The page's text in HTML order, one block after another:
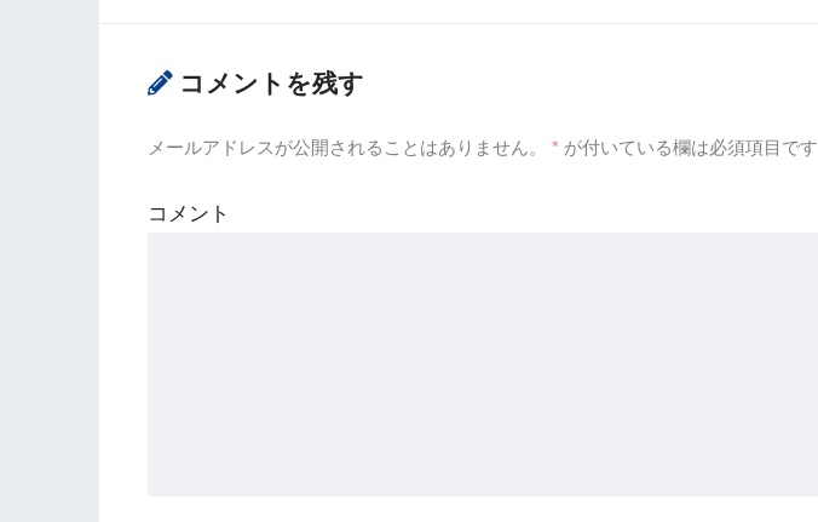
コメントを残す
メールアドレスが公開されることはありません。 * が付いている欄は必須項目です
コメント